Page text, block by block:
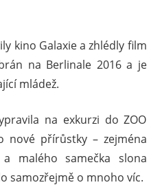
kino Galaxie a zhlédly film
na Berlinale 2016 a je
mládež.
na exkurzi do ZOO
nové přírůstky – zejména
malého samečka slona
samozřejmě o mnoho víc.